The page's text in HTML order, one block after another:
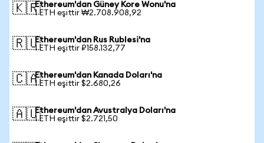
🇰🇷Ethereum'dan Güney Kore Wonu'na
1 ETH eşittir ₩2.708.908,92
🇷🇺Ethereum'dan Rus Rublesi'na
1 ETH eşittir ₽158.132,77
🇨🇦Ethereum'dan Kanada Doları'na
1 ETH eşittir $2.680,26
🇦🇺Ethereum'dan Avustralya Doları'na
1 ETH eşittir $2.721,50